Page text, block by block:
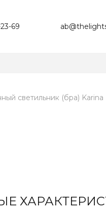
69
светильник (бра) Karina